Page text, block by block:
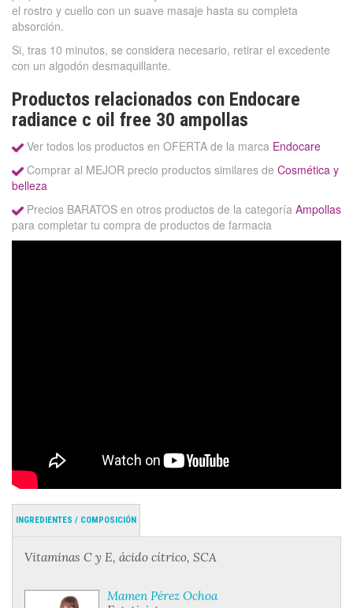
el rostro y cuello con un suave masaje hasta su completa
absorción.
Si, tras 10 minutos, se considera necesario, retirar el excedente
con un algodón desmaquillante.
Productos relacionados con Endocare
radiance c oil free 30 ampollas
Ver todos los productos en OFERTA de la marca Endocare
Comprar al MEJOR precio productos similares de Cosmética y
belleza
Precios BARATOS en otros productos de la categoría Ampollas
para completar tu compra de productos de farmacia
INGREDIENTES / COMPOSICIÓN
Vitaminas C y E, ácido cítrico, SCA
Mamen Pérez Ochoa